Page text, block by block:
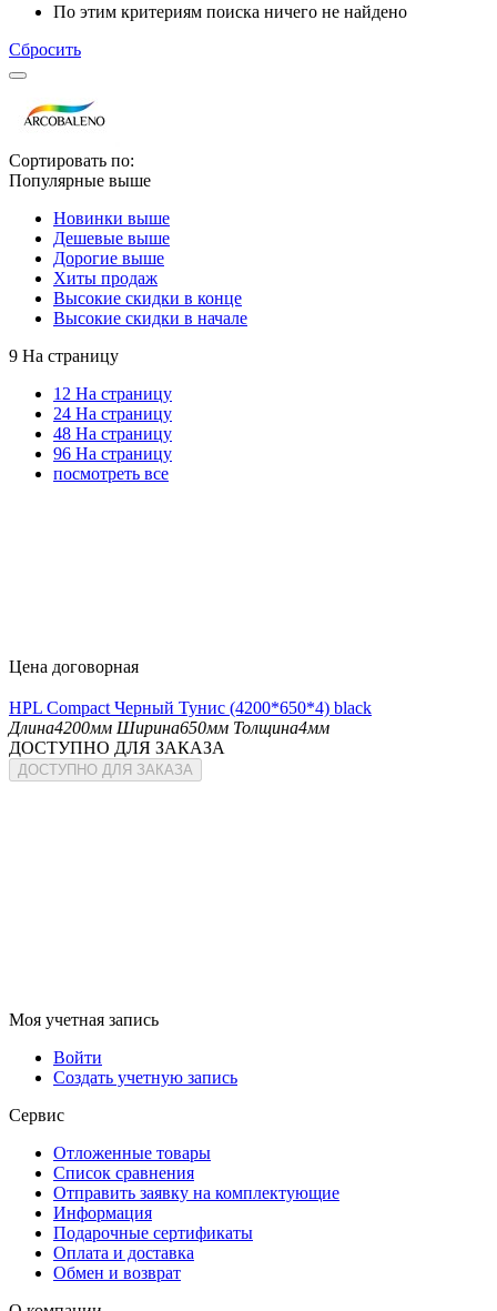
По этим критериям поиска ничего не найдено
Сбросить
Сортировать по:
Популярные выше
Новинки выше
Дешевые выше
Дорогие выше
Хиты продаж
Высокие скидки в конце
Высокие скидки в начале
9 На страницу
12 На страницу
24 На страницу
48 На страницу
96 На страницу
посмотреть все
Цена договорная
HPL Compact Черный Тунис (4200*650*4) black
Длина4200мм Ширина650мм Толщина4мм
ДОСТУПНО ДЛЯ ЗАКАЗА
ДОСТУПНО ДЛЯ ЗАКАЗА
Моя учетная запись
Войти
Создать учетную запись
Сервис
Отложенные товары
Список сравнения
Отправить заявку на комплектующие
Информация
Подарочные сертификаты
Оплата и доставка
Обмен и возврат